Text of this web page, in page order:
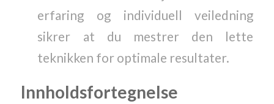
erfaring og individuell veiledning
sikrer at du mestrer den lette
teknikken for optimale resultater.
Innholdsfortegnelse